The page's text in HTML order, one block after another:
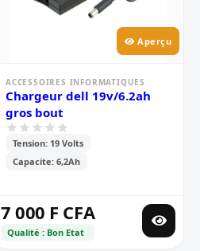
Aperçu
ACCESSOIRES INFORMATIQUES
Chargeur dell 19v/6.2ah
gros bout
Tension: 19 Volts
Capacite: 6,2Ah
7 000 F CFA
Qualité : Bon Etat